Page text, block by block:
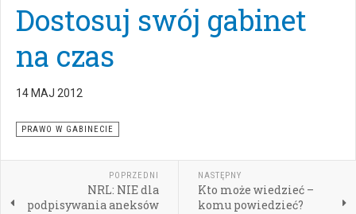
Dostosuj swój gabinet
na czas
14 MAJ 2012
PRAWO W GABINECIE
POPRZEDNI
NRL: NIE dla
podpisywania aneksów
NASTĘPNY
Kto może wiedzieć –
komu powiedzieć?